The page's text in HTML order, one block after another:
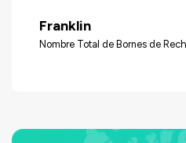
Franklin
Nombre Total de Bornes de